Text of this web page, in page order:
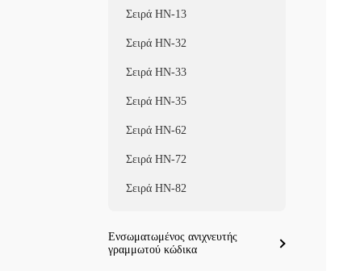
Σειρά HN-13
Σειρά HN-32
Σειρά HN-33
Σειρά HN-35
Σειρά HN-62
Σειρά HN-72
Σειρά HN-82
Ενσωματωμένος ανιχνευτής
γραμμωτού κώδικα